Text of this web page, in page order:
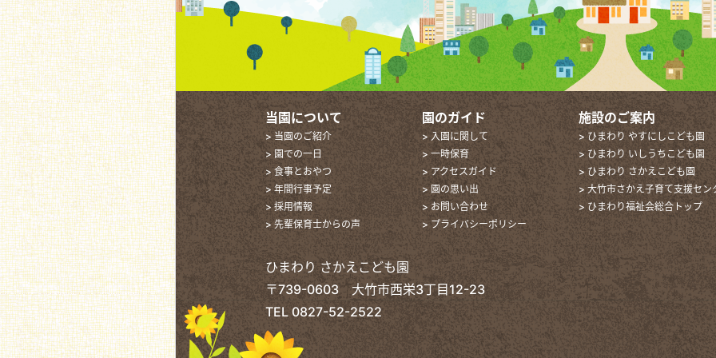
当園について
> 当園のご紹介
> 園での一日
> 食事とおやつ
> 年間行事予定
> 採用情報
> 先輩保育士からの声
園のガイド
> 入園に関して
> 一時保育
> アクセスガイド
> 園の思い出
> お問い合わせ
> プライバシーポリシー
施設のご案内
> ひまわり やすにしこども園
> ひまわり いしうちこども園
> ひまわり さかえこども園
> 大竹市さかえ子育て支援セン
> ひまわり福祉会総合トップ
ひまわり さかえこども園
〒739-0603 大竹市西栄3丁目12-23
TEL 0827-52-2522